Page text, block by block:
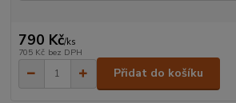
790 Kč/ks
705 Kč bez DPH
Přidat do košíku